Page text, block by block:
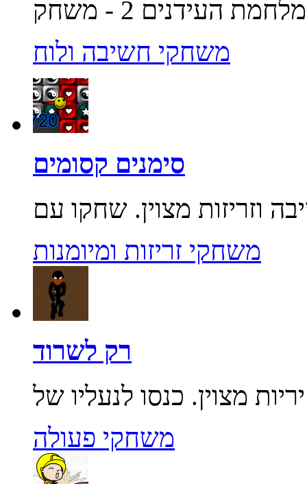
משחקי חשיבה ולוח
סימנים קסומים
משחקי זריזות ומיומנות
רק לשרוד
משחקי פעולה